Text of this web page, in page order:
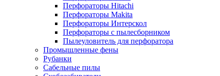
Перфораторы Hitachi
Перфораторы Makita
Перфораторы Интерскол
Перфораторы с пылесборником
Пылеуловитель для перфоратора
Промышленные фены
Рубанки
Сабельные пилы